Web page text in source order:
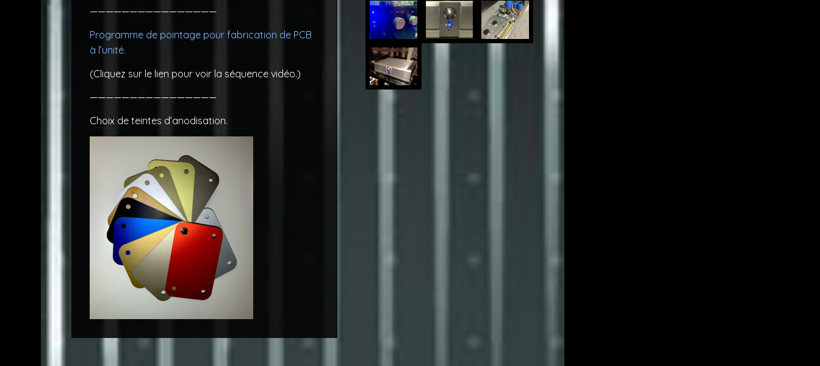
————————————————
Programme de pointage pour fabrication de PCB
à l’unité.
(Cliquez sur le lien pour voir la séquence vidéo.)
————————————————
Choix de teintes d’anodisation.